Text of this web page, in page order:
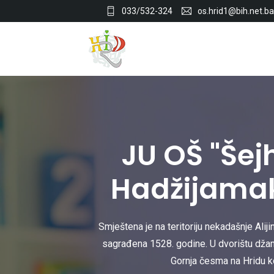
033/532-324 os.hrid1@bih.net.ba
JU OŠ
Smještena je na teritoriju nekadašnje
sagrađena 1528. godine. U dvorištu
Gornja česma na Hridu